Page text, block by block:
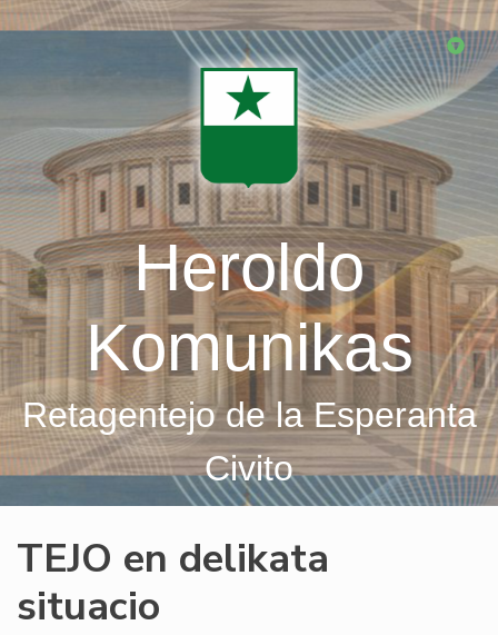
Skip
Heroldo
Komunikas
Retagentejo de la Esperanta
Civito
TEJO en delikata
situacio